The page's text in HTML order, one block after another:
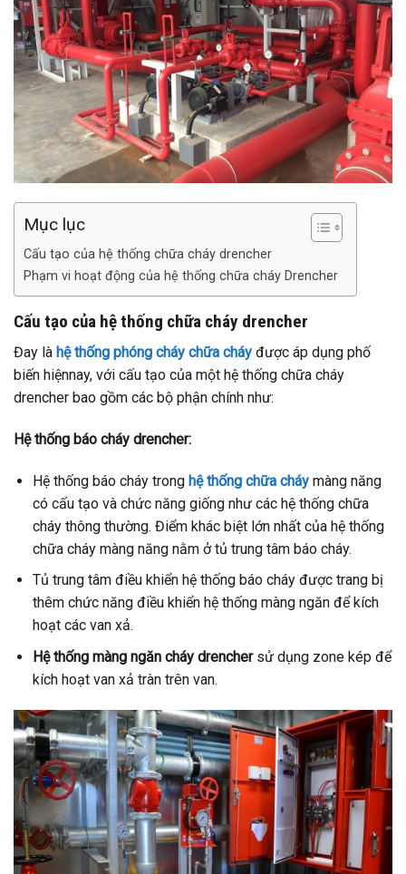
Mục lục
Cấu tạo của hệ thống chữa cháy drencher
Phạm vi hoạt động của hệ thống chữa cháy Drencher
Cấu tạo của hệ thống chữa cháy drencher
Đay là hệ thống phóng cháy chữa cháy được áp dụng phố
biến hiệnnay, với cấu tạo của một hệ thống chữa cháy
drencher bao gồm các bộ phận chính như:
Hệ thống báo cháy drencher:
Hệ thống báo cháy trong hệ thống chữa cháy màng năng
có cấu tạo và chức năng giống như các hệ thống chữa
cháy thông thường. Điểm khác biệt lớn nhất của hệ thống
chữa cháy màng năng nằm ở tủ trung tâm báo cháy.
Tủ trung tâm điều khiển hệ thống báo cháy được trang bị
thêm chức năng điều khiển hệ thống màng ngăn để kích
hoạt các van xả.
Hệ thống màng ngăn cháy drenchersử dụng zone kép để
kích hoạt van xả tràn trên van.